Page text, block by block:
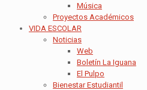
Música
Proyectos Académicos
VIDA ESCOLAR
Noticias
Web
Boletín La Iguana
El Pulpo
Bienestar Estudiantil